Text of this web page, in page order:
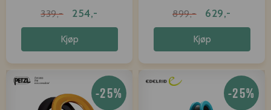
339,- 254,-
Kjøp
899,- 629,-
Kjøp
-25% -25%